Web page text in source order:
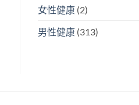
女性健康(2)
男性健康(313)